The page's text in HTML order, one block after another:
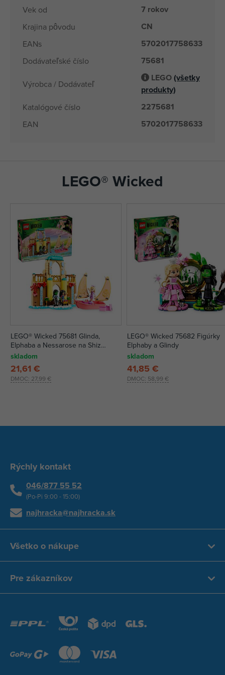
Vek od 7 rokov
Krajina pôvodu CN
EANs 5702017758633
Dodávateľské číslo 75681
Výrobca / Dodávateľ
LEGO(všetky
produkty)
Katalógové číslo 2275681
EAN 5702017758633
LEGO® Wicked
LEGO® Wicked 75681 Glinda,
Elphaba a Nessarose na Shiz
univerzite
skladom
DMOC: 27,99 €
21,61 €
LEGO® Wicked 75682 Figúrky
Elphaby a Glindy
skladom
DMOC: 58,99 €
41,85 €
Rýchly kontakt
046/877 55 52
(Po-Pi 9:00 - 15:00)
najhracka@najhracka.sk
Všetko o nákupe
Pre zákazníkov